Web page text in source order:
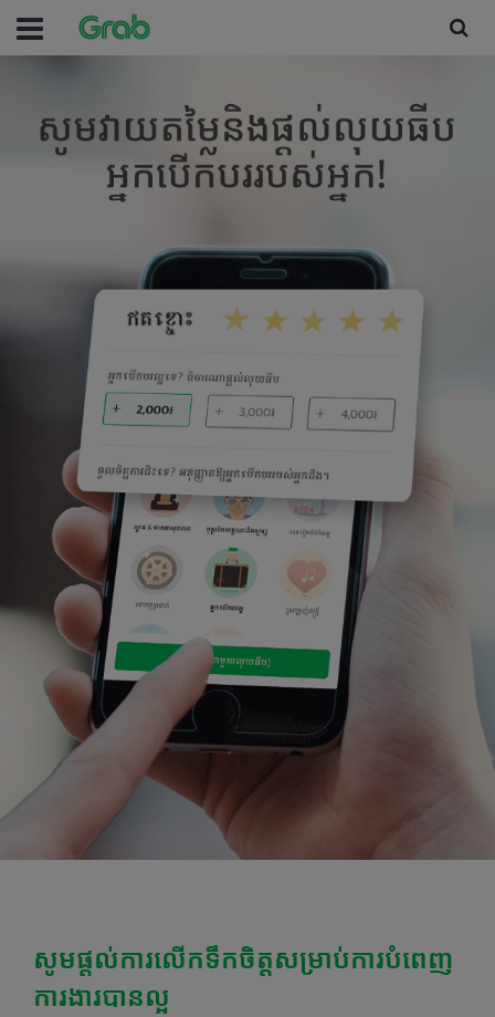
សូមផ្តល់ការលើកទឹកចិត្តសម្រាប់ការបំពេញ
ការងារបានល្អ